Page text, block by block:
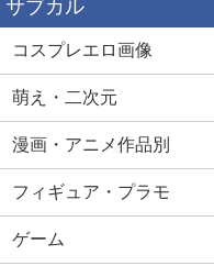
サブカル
コスプレエロ画像
萌え・二次元
漫画・アニメ作品別
フィギュア・プラモ
ゲーム